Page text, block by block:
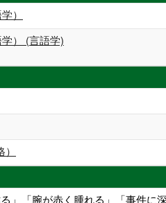
）
） (言語学)
」「腕が赤く腫れる」「事件